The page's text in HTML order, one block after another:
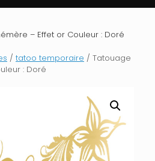
cart
– Effet or Couleur : Doré
/ tatoo temporaire / Tatouage
: Doré